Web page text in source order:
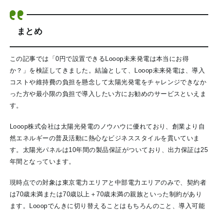
まとめ
この記事では「0円で設置できるLooop未来発電は本当にお得
か？」を検証してきました。結論として、Looop未来発電は、導入
コストや維持費の負担を懸念して太陽光発電をチャレンジできなか
った方や最小限の負担で導入したい方にお勧めのサービスといえま
す。
Looop株式会社は太陽光発電のノウハウに優れており、創業より自
然エネルギーの普及活動に熱心なビジネススタイルを貫いていま
す。太陽光パネルは10年間の製品保証がついており、出力保証は25
年間となっています。
現時点での対象は東京電力エリアと中部電力エリアのみで、契約者
は70歳未満または70歳以上＋70歳未満の親族といった制約があり
ます。Looopでんきに切り替えることはもちろんのこと、導入可能